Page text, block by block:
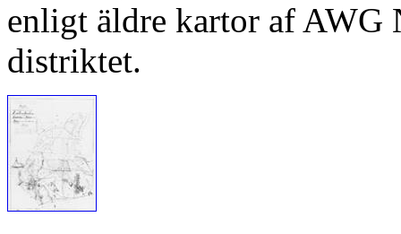
enligt äldre kartor af AWG
distriktet.